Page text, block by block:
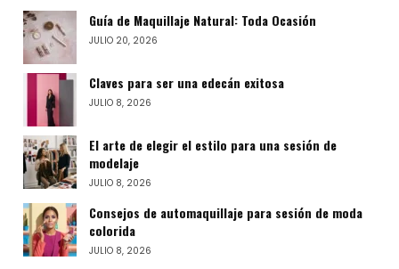
Guía de Maquillaje Natural: Toda Ocasión
JULIO 20, 2026
Claves para ser una edecán exitosa
JULIO 8, 2026
El arte de elegir el estilo para una sesión de
modelaje
JULIO 8, 2026
Consejos de automaquillaje para sesión de moda
colorida
JULIO 8, 2026